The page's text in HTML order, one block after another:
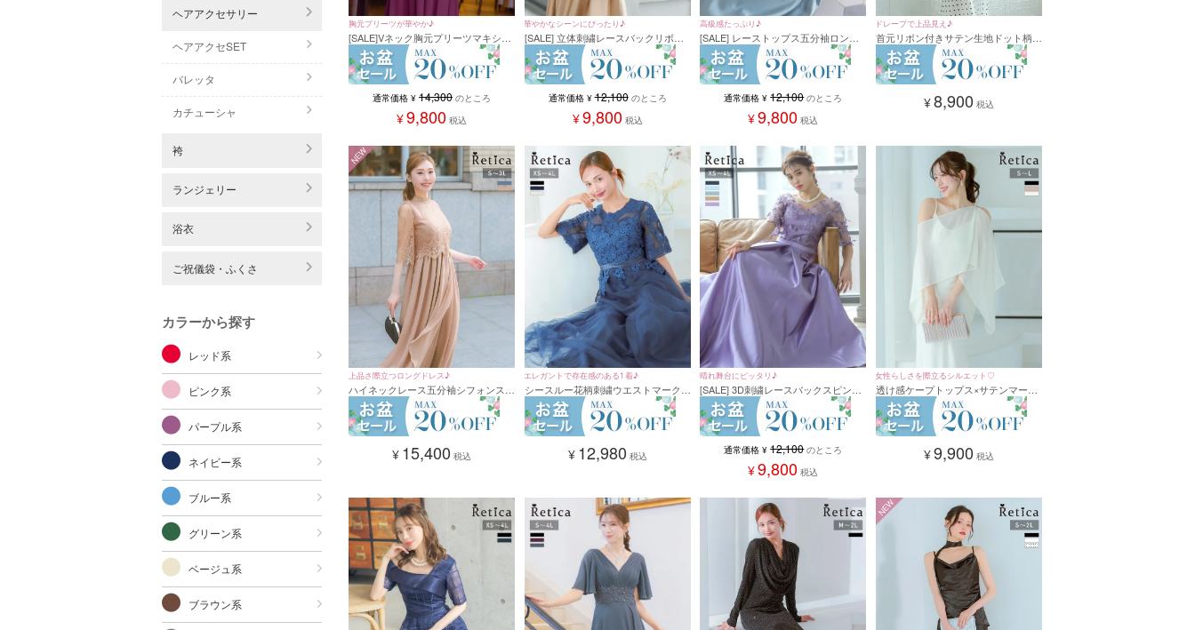
ヘアアクセサリー
ヘアアクセSET
バレッタ
カチューシャ
袴
ランジェリー
浴衣
ご祝儀袋・ふくさ
カラーから探す
レッド系
ピンク系
パープル系
ネイビー系
ブルー系
グリーン系
ベージュ系
ブラウン系
胸元プリーツが華やか♪
[SALE]Vネック胸元プリーツマキシ丈
パーティードレス(Sサイズ～4Lサイ
ズ)
通常価格 ¥ 14,300 のところ
¥9,800 税込
華やかなシーンにぴったり♪
[SALE] 立体刺繍レースバックリボン
七分袖ロングスカートパーティードレ
ス (XSサイズ～4Lサイズ)
通常価格 ¥ 12,100 のところ
¥9,800 税込
高級感たっぷり♪
[SALE] レーストップス五分袖ロング
丈ワンピースパーティードレス (XSサ
イズ～4Lサイズ)
通常価格 ¥ 12,100 のところ
¥9,800 税込
ドレープで上品見え♪
首元リボン付きサテン生地ドット柄ド
レープロングマーメイドワンピース(S
サイズ～2Lサイズ)
¥8,900 税込
上品さ際立つロングドレス♪
ハイネックレース五分袖シフォンスカ
ートフルレングスドレス(Sサイズ～
3Lサイズ)
NEW
¥ 15,400 税込
エレガントで存在感のある1着♪
シースルー花柄刺繍ウエストマークボ
リュームチュールパーティードレス
結婚式 発表会 (XSサイズ～4Lサイズ)
¥ 12,980 税込
晴れ舞台にピッタリ♪
[SALE] 3D刺繍レースバックスピンド
ルマキシロング丈パーティードレス
(XSサイズ～4Lサイズ)
通常価格 ¥ 12,100 のところ
¥9,800 税込
女性らしさを際立るシルエット♡
透け感ケープトップス×サテンマーメ
イドキャミワンピースセットアップパ
ーティードレス(Sサイズ～Lサイズ)
¥9,900 税込
NEW